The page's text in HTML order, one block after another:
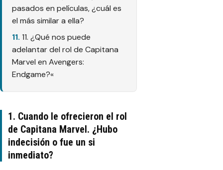
pasados en películas, ¿cuál es
el más similar a ella?
11. ¿Qué nos puede
adelantar del rol de Capitana
Marvel en Avengers:
Endgame?«
1. Cuando le ofrecieron el rol
de Capitana Marvel. ¿Hubo
indecisión o fue un si
inmediato?